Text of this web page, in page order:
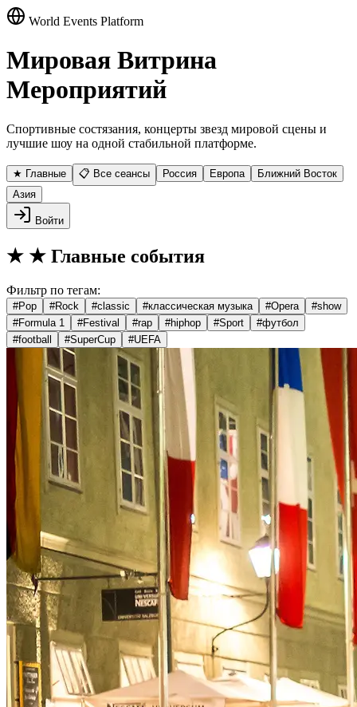
World Events Platform
Мировая Витрина
Мероприятий
Спортивные состязания, концерты звезд мировой сцены и
лучшие шоу на одной стабильной платформе.
★ Главные 📋 Все сеансы Россия Европа
Ближний Восток
Азия
Войти
★ ★ Главные события
Фильтр по тегам:
#Pop #Rock #classic #классическая музыка #Opera #show
#Formula 1 #Festival #rap #hiphop #Sport #футбол
#football #SuperCup #UEFA